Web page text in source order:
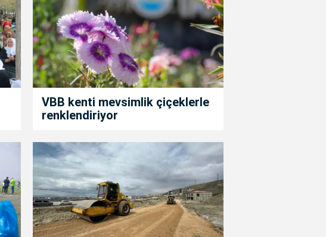
VBB kenti mevsimlik çiçeklerle
renklendiriyor